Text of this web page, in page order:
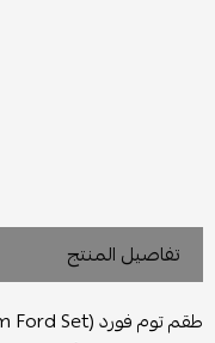
تفاصيل المنتج